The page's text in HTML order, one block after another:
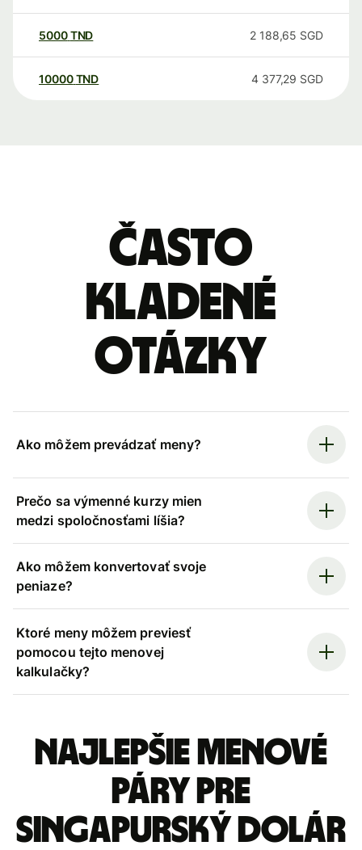
5000TND 2 188,65 SGD
10000 TND 4 377,29 SGD
Často
kladené
otázky
Ako môžem prevádzať meny?
Prečo sa výmenné kurzy mien
medzi spoločnosťami líšia?
Ako môžem konvertovať svoje
peniaze?
Ktoré meny môžem previesť
pomocou tejto menovej
kalkulačky?
Najlepšie menové
páry pre
Singapurský dolár